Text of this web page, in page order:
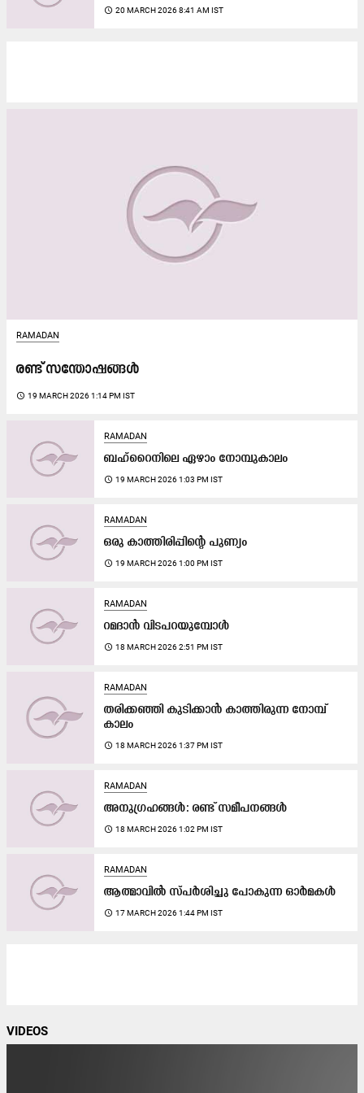
access_time 20 MARCH 2026 8:41 AM IST
RAMADAN
രണ്ട് സന്തോഷങ്ങൾ
access_time 19 MARCH 2026 1:14 PM IST
RAMADAN
ബഹ്‌റൈനിലെ ഏഴാം നോമ്പുകാലം
access_time 19 MARCH 2026 1:03 PM IST
RAMADAN
ഒരു കാത്തിരിപ്പിന്‍റെ പുണ്യം
access_time 19 MARCH 2026 1:00 PM IST
RAMADAN
റമദാൻ വിടപറയുമ്പോൾ
access_time 18 MARCH 2026 2:51 PM IST
RAMADAN
തരിക്കഞ്ഞി കുടിക്കാൻ കാത്തിരുന്ന നോമ്പ്
കാലം
access_time 18 MARCH 2026 1:37 PM IST
RAMADAN
അനുഗ്രഹങ്ങൾ: രണ്ട് സമീപനങ്ങൾ
access_time 18 MARCH 2026 1:02 PM IST
RAMADAN
ആത്മാവിൽ സ്പർശിച്ചു പോകുന്ന ഓർമകൾ
access_time 17 MARCH 2026 1:44 PM IST
VIDEOS